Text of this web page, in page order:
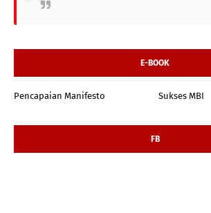
E-BOOK
Pencapaian Manifesto Sukses MBI
FB